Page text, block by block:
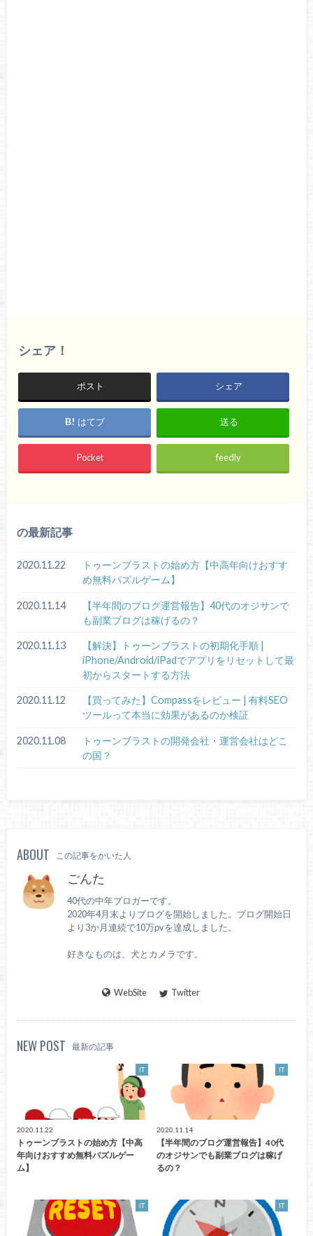
シェア！
ポスト シェア
はてブ 送る
Pocket feedly
の最新記事
2020.11.22
トゥーンブラストの始め方【中高年向けおすす
め無料パズルゲーム】
2020.11.14
【半年間のブログ運営報告】40代のオジサンで
も副業ブログは稼げるの？
2020.11.13
【解決】トゥーンブラストの初期化手順 |
iPhone/Android/iPadでアプリをリセットして最
初からスタートする方法
2020.11.12
【買ってみた】Compassをレビュー | 有料SEO
ツールって本当に効果があるのか検証
2020.11.08
トゥーンブラストの開発会社・運営会社はどこ
の国？
ABOUT この記事をかいた人
ごんた
40代の中年ブロガーです。
2020年4月末よりブログを開始しました。ブログ開始日
より3か月連続で10万pvを達成しました。
好きなものは、犬とカメラです。
WebSite Twitter
NEW POST 最新の記事
IT
2020.11.22
トゥーンブラストの始め方【中高
年向けおすすめ無料パズルゲー
ム】
IT
2020.11.14
【半年間のブログ運営報告】40代
のオジサンでも副業ブログは稼げ
るの？
IT IT